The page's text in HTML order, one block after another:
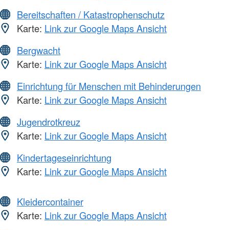
Bereitschaften / Katastrophenschutz
Karte: Link zur Google Maps Ansicht
Bergwacht
Karte: Link zur Google Maps Ansicht
Einrichtung für Menschen mit Behinderungen
Karte: Link zur Google Maps Ansicht
Jugendrotkreuz
Karte: Link zur Google Maps Ansicht
Kindertageseinrichtung
Karte: Link zur Google Maps Ansicht
Kleidercontainer
Karte: Link zur Google Maps Ansicht